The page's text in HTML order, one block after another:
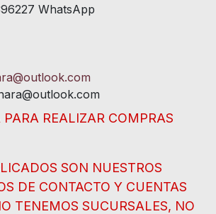
WhatsApp
REALIZAR COMPRAS
SON NUESTROS
DE CONTACTO Y CUENTAS
TENEMOS SUCURSALES, NO